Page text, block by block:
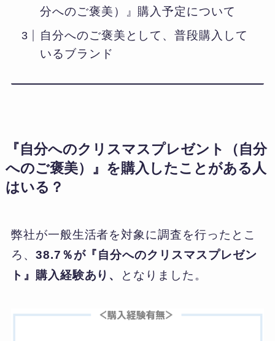
分へのご褒美）』購入予定について
自分へのご褒美として、普段購入して
いるブランド
『自分へのクリスマスプレゼント（自分
へのご褒美）』を購入したことがある人
はいる？
弊社が一般生活者を対象に調査を行ったとこ
ろ、 38.7％が『自分へのクリスマスプレゼン
ト』購入経験あり、
となりました。